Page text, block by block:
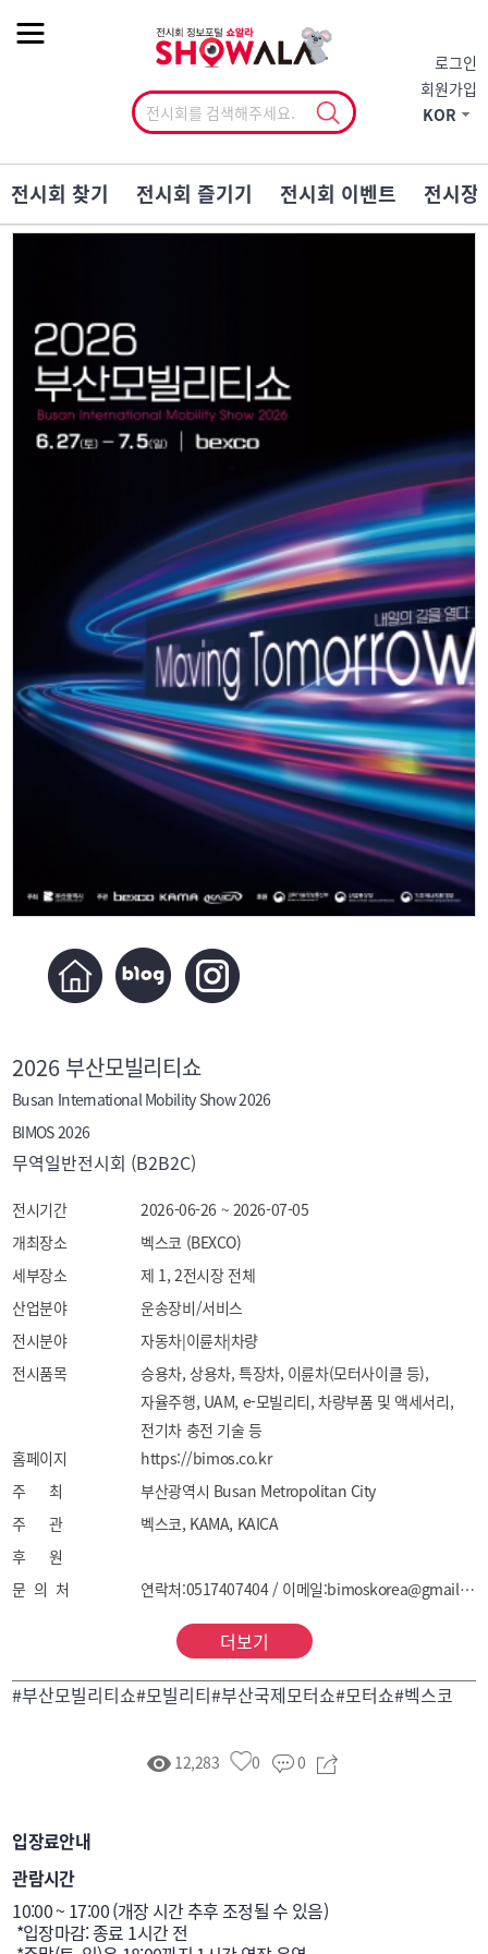
로그인
회원가입
KOR
전시회 찾기 전시회 즐기기 전시회 이벤트 전시장
2026 부산모빌리티쇼
Busan International Mobility Show 2026
BIMOS 2026
무역일반전시회 (B2B2C)
전시기간
2026-06-26 ~ 2026-07-05
개최장소
벡스코 (BEXCO)
세부장소
제 1, 2전시장 전체
산업분야
운송장비/서비스
전시분야
자동차|이륜차|차량
전시품목
승용차, 상용차, 특장차, 이륜차(모터사이클 등),
자율주행, UAM, e-모빌리티, 차량부품 및 액세서리,
전기차 충전 기술 등
홈페이지
https://bimos.co.kr
주 최
부산광역시 Busan Metropolitan City
주 관
벡스코, KAMA, KAICA
후 원
문 의 처
연락처:0517407404 / 이메일:bimoskorea@gmail.com
더보기
#부산모빌리티쇼#모빌리티#부산국제모터쇼#모터쇼#벡스코
12,283 0 0
입장료안내
관람시간
10:00 ~ 17:00 (개장 시간 추후 조정될 수 있음)